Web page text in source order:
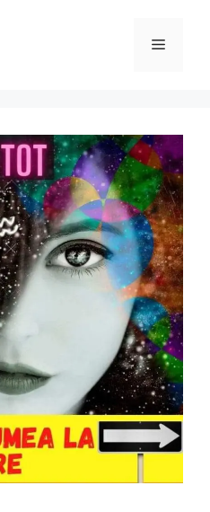
Meniu